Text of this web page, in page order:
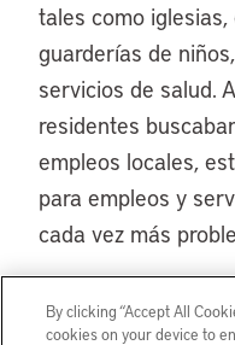
tales como
guarderías de
servicios de salud.
residentes
empleos locales,
para empleos y
cada vez más
ocurrió la caída
By clicking “Accept All
cookies on your device to